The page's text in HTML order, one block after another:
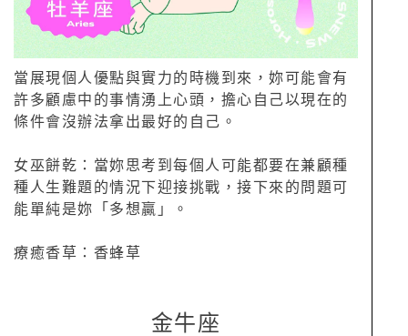
當展現個人優點與實力的時機到來，妳可能會有
許多顧慮中的事情湧上心頭，擔心自己以現在的
條件會沒辦法拿出最好的自己。
女巫餅乾：當妳思考到每個人可能都要在兼顧種
種人生難題的情況下迎接挑戰，接下來的問題可
能單純是妳「多想贏」。
療癒香草：香蜂草
金牛座